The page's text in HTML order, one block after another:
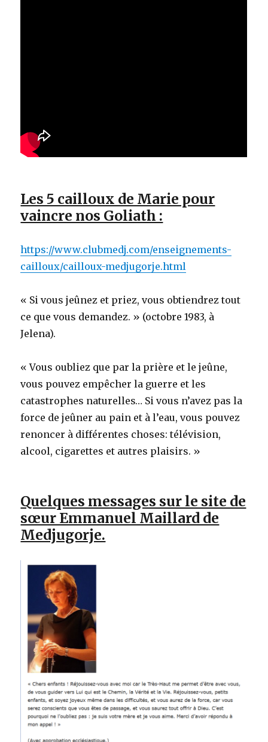
Les 5 cailloux de Marie pour
vaincre nos Goliath :
https://www.clubmedj.com/enseignements-
cailloux/cailloux-medjugorje.html
« Si vous jeûnez et priez, vous obtiendrez tout
ce que vous demandez. » (octobre 1983, à
Jelena).
« Vous oubliez que par la prière et le jeûne,
vous pouvez empêcher la guerre et les
catastrophes naturelles… Si vous n’avez pas la
force de jeûner au pain et à l’eau, vous pouvez
renoncer à différentes choses: télévision,
alcool, cigarettes et autres plaisirs. »
Quelques messages sur le site de
sœur Emmanuel Maillard de
Medjugorje.